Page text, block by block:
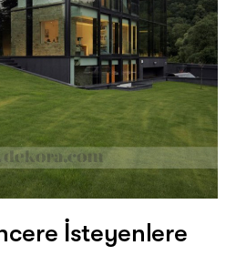
İsteyenlere